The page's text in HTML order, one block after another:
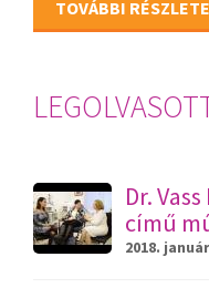
TOVÁBBI
Dr.
című
2018.